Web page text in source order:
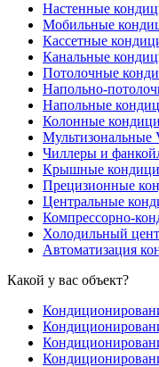
Настенные
Мобильные
Кассетные
Канальные
Потолочные
Напольно-
Напольные
Колонные
Чиллеры и
Крышные
Прецизионные
Центральные
Компрессорно-
Холодильный
Автоматизация
Какой у вас объект?